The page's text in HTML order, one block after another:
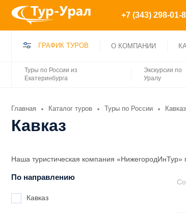
+7 (343) 298-01-
ГРАФИК ТУРОВ О КОМПАНИИ
Туры по России из
Екатеринбурга
Экскурсии по
Уралу
Главная Каталог туров Туры по России Кавказ
Кавказ
Наша туристическая компания «НижегородИнТур»
По направлению
Кавказ